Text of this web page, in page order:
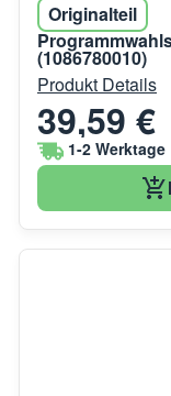
Originalteil
(1086780010)
Produkt Details
39,59 €
1-2 Werktage